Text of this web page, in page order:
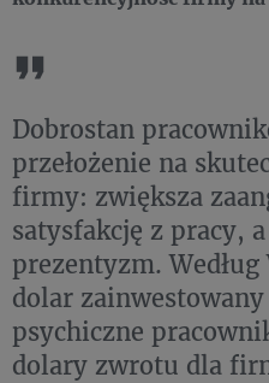
Dobrostan
przełożenie na
firmy: zwiększa
satysfakcję z pracy,
prezentyzm. Według
dolar
psychiczne
dolary zwrotu dla